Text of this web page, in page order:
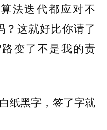
法迭代都应对不
？这就好比你请了
变了不是我的责
纸黑字，签了字就